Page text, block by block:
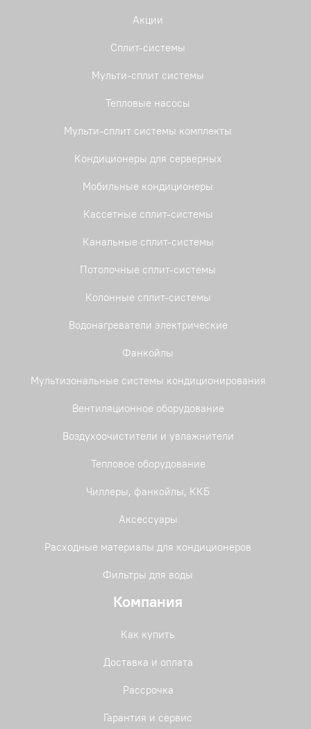
Акции
Сплит-системы
Мульти-сплит системы
Тепловые насосы
Мульти-сплит системы комплекты
Кондиционеры для серверных
Мобильные кондиционеры
Кассетные сплит-системы
Канальные сплит-системы
Потолочные сплит-системы
Колонные сплит-системы
Водонагреватели электрические
Фанкойлы
Мультизональные системы кондиционирования
Вентиляционное оборудование
Воздухоочистители и увлажнители
Тепловое оборудование
Чиллеры, фанкойлы, ККБ
Аксессуары
Расходные материалы для кондиционеров
Фильтры для воды
Компания
Как купить
Доставка и оплата
Рассрочка
Гарантия и сервис